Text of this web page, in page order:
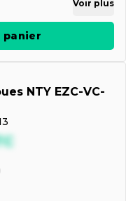
Voir plus
panier
NTY EZC-VC-